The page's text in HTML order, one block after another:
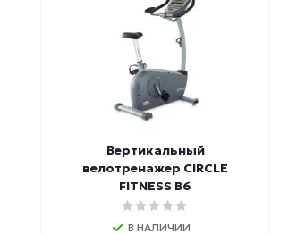
Вертикальный
велотренажер CIRCLE
FITNESS B6
В НАЛИЧИИ